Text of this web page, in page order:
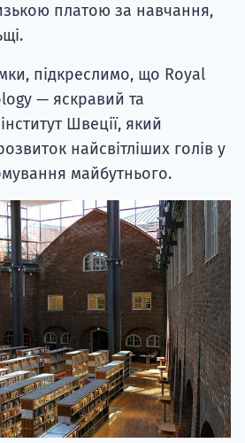
платою за навчання,
підкреслимо, що Royal
— яскравий та
Швеції, який
найсвітліших голів у
майбутнього.